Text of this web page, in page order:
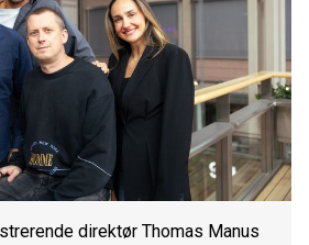
direktør Thomas Manus